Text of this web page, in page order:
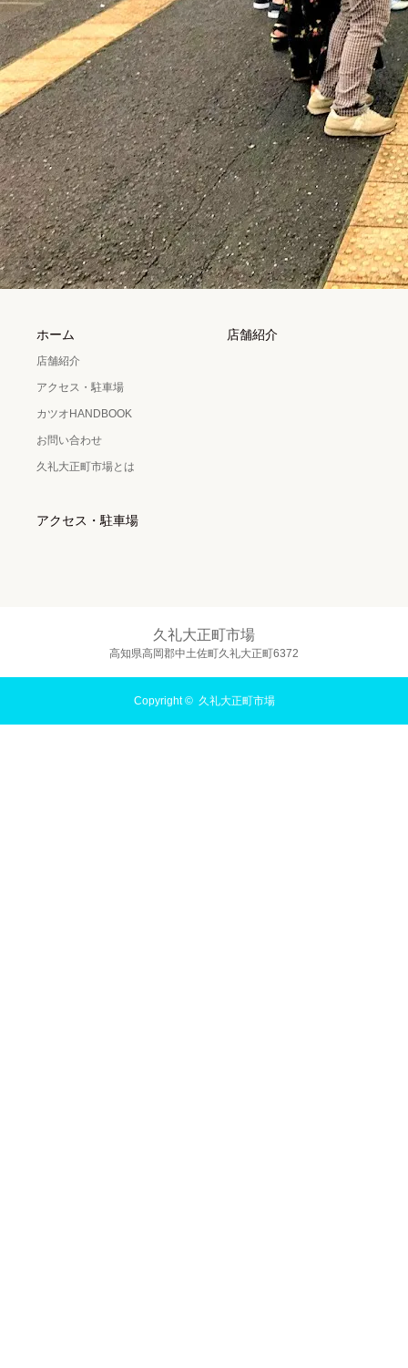
ホーム
店舗紹介
アクセス・駐車場
カツオHANDBOOK
お問い合わせ
久礼大正町市場とは
店舗紹介
アクセス・駐車場
久礼大正町市場
高知県高岡郡中土佐町久礼大正町6372
Copyright © 久礼大正町市場